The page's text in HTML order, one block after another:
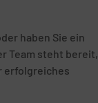
haben Sie ein
Team steht bereit,
erfolgreiches